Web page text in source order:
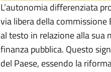
L’autonomia differenziata
via libera della commissione
al testo in relazione alla
finanza pubblica. Questo
del Paese, essendo la